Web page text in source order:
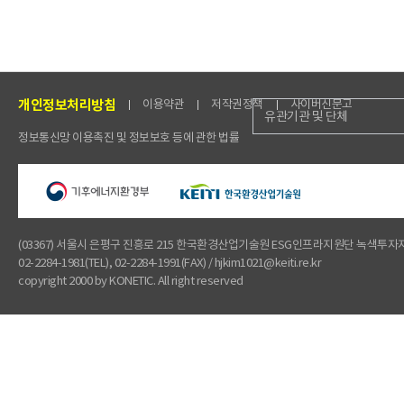
개인정보처리방침 이용약관 저작권정책 사이버신문고
정보통신망 이용촉진 및 정보보호 등에 관한 법률
유관기관 및 단체
(03367) 서울시 은평구 진흥로 215 한국환경산업기술원 ESG인프라지원단 녹색투자
02-2284-1981(TEL), 02-2284-1991(FAX) / hjkim1021@keiti.re.kr
copyright 2000 by KONETIC. All right reserved